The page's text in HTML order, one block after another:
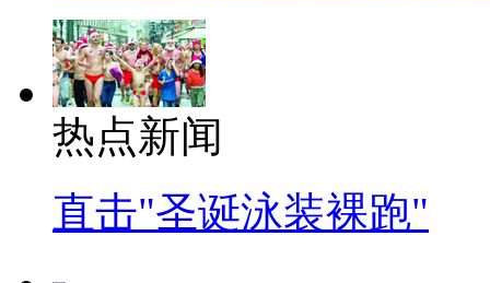
热点新闻
直击"圣诞泳装裸跑"